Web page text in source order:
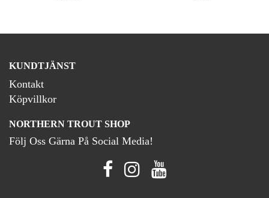
KUNDTJÄNST
Kontakt
Köpvillkor
NORTHERN TROUT SHOP
Följ Oss Gärna På Social Media!